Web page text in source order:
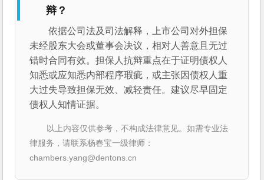
辩？
依据公司法及司法解释，上市公司对外担保
未经股东大会或董事会决议，相对人善意且无过
错时合同有效。担保人抗辩重点在于证明债权人
知悉或应知悉内部程序瑕疵，或主张因债权人重
大过失导致担保无效、减轻责任。建议尽早固定
债权人知情证据。
以上内容仅供参考，不构成法律意见。如需专业法
律服务，请联系杨春宝一级律师：
chambers.yang@dentons.cn